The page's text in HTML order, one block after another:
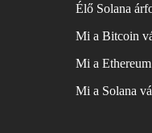
Élő Solana
Mi a Bitcoin
Mi a
Mi a Solana